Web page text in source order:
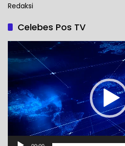
Redaksi
Celebes Pos TV
Pemutar
Video